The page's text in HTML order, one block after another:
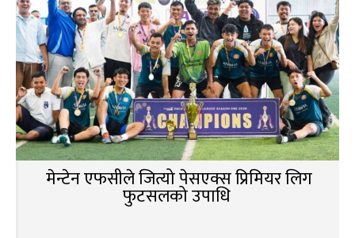
मेन्टेन एफसीले जित्यो पेसएक्स प्रिमियर लिग
फुटसलको उपाधि